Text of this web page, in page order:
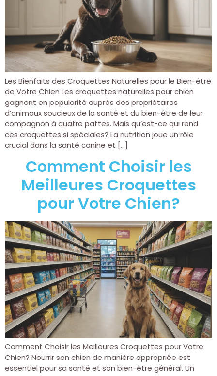
Les Bienfaits des Croquettes Naturelles pour le Bien-être
de Votre Chien Les croquettes naturelles pour chien
gagnent en popularité auprès des propriétaires
d’animaux soucieux de la santé et du bien-être de leur
compagnon à quatre pattes. Mais qu’est-ce qui rend
ces croquettes si spéciales? La nutrition joue un rôle
crucial dans la santé canine et […]
Comment Choisir les
Meilleures Croquettes
pour Votre Chien?
Comment Choisir les Meilleures Croquettes pour Votre
Chien? Nourrir son chien de manière appropriée est
essentiel pour sa santé et son bien-être général. Un